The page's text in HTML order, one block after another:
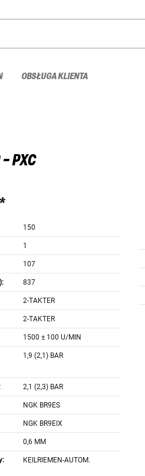
OBSŁUGA KLIENTA
- PXC
150
1
107
837
2-TAKTER
2-TAKTER
1500 ± 100 U/MIN
1,9 (2,1) BAR
2,1 (2,3) BAR
NGK BR9ES
NGK BR9EIX
0,6 MM
KEILRIEMEN-AUTOM.